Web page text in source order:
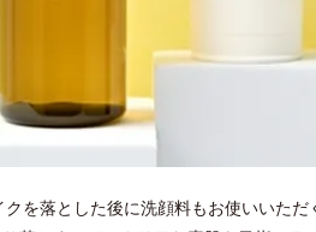
を落とした後に洗顔料もお使いいた